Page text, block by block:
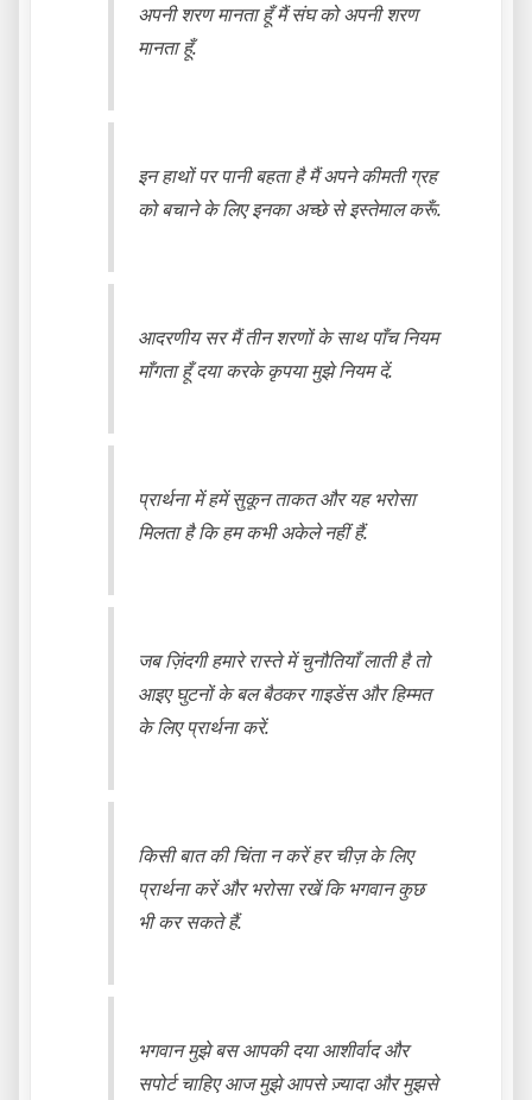
अपनी शरण मानता हूँ मैं संघ को अपनी शरण
मानता हूँ.
इन हाथों पर पानी बहता है मैं अपने कीमती ग्रह
को बचाने के लिए इनका अच्छे से इस्तेमाल करूँ.
आदरणीय सर मैं तीन शरणों के साथ पाँच नियम
माँगता हूँ दया करके कृपया मुझे नियम दें.
प्रार्थना में हमें सुकून ताकत और यह भरोसा
मिलता है कि हम कभी अकेले नहीं हैं.
जब ज़िंदगी हमारे रास्ते में चुनौतियाँ लाती है तो
आइए घुटनों के बल बैठकर गाइडेंस और हिम्मत
के लिए प्रार्थना करें.
किसी बात की चिंता न करें हर चीज़ के लिए
प्रार्थना करें और भरोसा रखें कि भगवान कुछ
भी कर सकते हैं.
भगवान मुझे बस आपकी दया आशीर्वाद और
सपोर्ट चाहिए आज मुझे आपसे ज़्यादा और मुझसे